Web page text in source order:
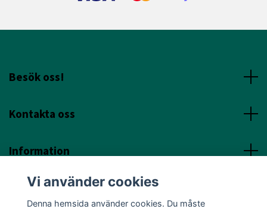
Besök oss!
Kontakta oss
Information
Sociala Media
Vi använder cookies
Denna hemsida använder cookies. Du måste